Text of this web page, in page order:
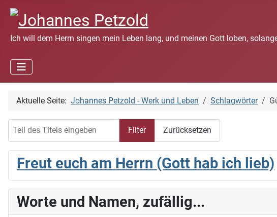
Ich will dem Herrn singen mein Leben lang, und meinen Gott loben,
Aktuelle Seite: Johannes Petzold - Werk und Leben Schlagwörter
Filter Zurücksetzen
Freut euch am Herrn (Gott hab ich lieb)
Worte und Namen, zufällig...